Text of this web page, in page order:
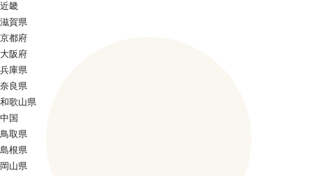
近畿
滋賀県
京都府
大阪府
兵庫県
奈良県
和歌山県
中国
鳥取県
島根県
岡山県